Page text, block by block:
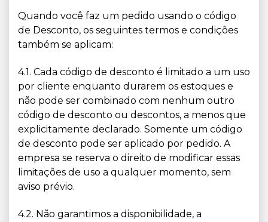
Quando você faz um pedido usando o código
de Desconto, os seguintes termos e condições
também se aplicam:
4.1. Cada código de desconto é limitado a um uso
por cliente enquanto durarem os estoques e
não pode ser combinado com nenhum outro
código de desconto ou descontos, a menos que
explicitamente declarado. Somente um código
de desconto pode ser aplicado por pedido. A
empresa se reserva o direito de modificar essas
limitações de uso a qualquer momento, sem
aviso prévio.
4.2. Não garantimos a disponibilidade, a